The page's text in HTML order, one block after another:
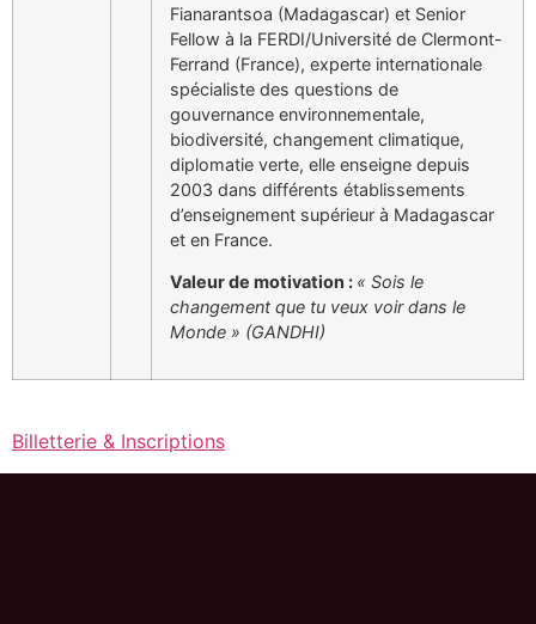
Fianarantsoa (Madagascar) et Senior
Fellow à la FERDI/Université de Clermont-
Ferrand (France), experte internationale
spécialiste des questions de
gouvernance environnementale,
biodiversité, changement climatique,
diplomatie verte, elle enseigne depuis
2003 dans différents établissements
d’enseignement supérieur à Madagascar
et en France.
Valeur de motivation : « Sois le
changement que tu veux voir dans le
Monde » (GANDHI)
Billetterie & Inscriptions